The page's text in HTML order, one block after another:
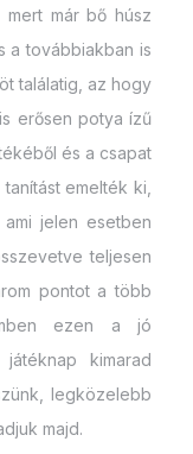
mert már bő húsz
a továbbiakban is
találatig, az hogy
erősen potya ízű
és a csapat
emelték ki,
jelen esetben
teljesen
pontot a több
ezen a jó
kimarad
legközelebb
majd.